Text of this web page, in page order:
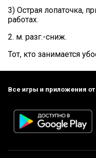
3) Острая лопаточка,
работах.
2. м. разг.-сниж.
Тот, кто занимается
Все игры и приложения от